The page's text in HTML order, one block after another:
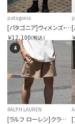
patagonia
[パタゴニア]ウィメンズ・バギーズ・ロング
￥12,100(税込)
4
RALPH LAUREN
[ラルフ ローレン]クラシックフィット トラベラー スイム ショーツ